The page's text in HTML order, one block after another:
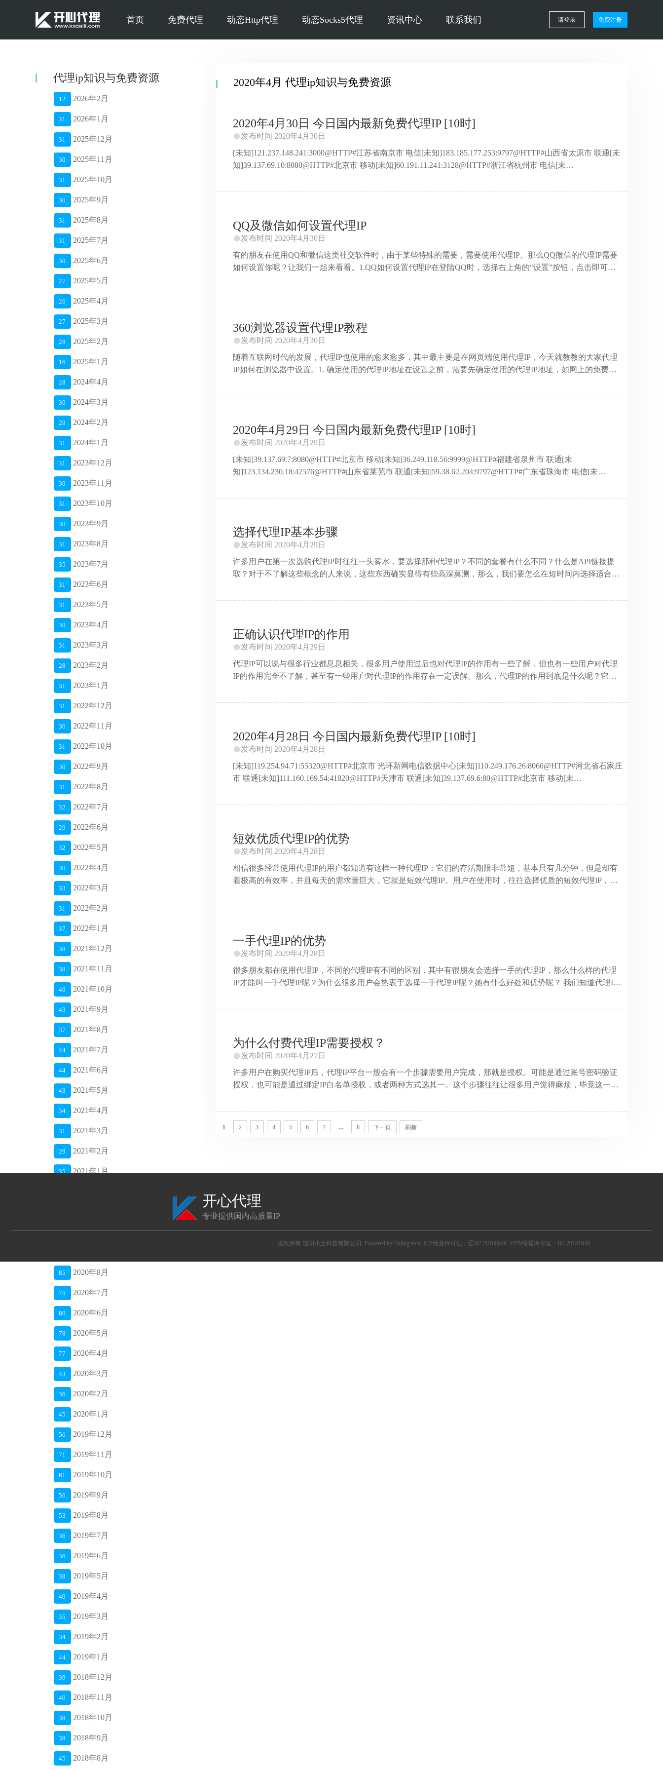
首页 免费代理 动态Http代理 动态Socks5代理 资讯中心 联系我们 请登录 免费注册
2020年4月 代理ip知识与免费资源
2020年4月30日 今日国内最新免费代理IP [10时]
发布时间 2020年4月30日
[未知]121.237.148.241:3000@HTTP#江苏省南京市 电信[未知]183.185.177.253:9797@HTTP#山西省太原市 联通[未
知]39.137.69.10:8080@HTTP#北京市 移动[未知]60.191.11.241:3128@HTTP#浙江省杭州市 电信[未
知]123.52.96.10:9999@HTTP#河南省郑州市 电信[未知]101.37.118.54:8888@HTTP#浙江省杭州市 阿里云[未
QQ及微信如何设置代理IP
发布时间 2020年4月30日
有的朋友在使用QQ和微信这类社交软件时，由于某些特殊的需要，需要使用代理IP。那么QQ微信的代理IP需要
如何设置你呢？让我们一起来看看。1.QQ如何设置代理IP在登陆QQ时，选择右上角的“设置”按钮，点击即可进
要的代理类型并输入IP地址，用户名，密码等，确定登陆即可。若是成功则可以顺利使用，若是登陆失败则需要
多设置”，输入账号和密码，输入后点击确定即可。在这里需要提 ...
360浏览器设置代理IP教程
发布时间 2020年4月30日
随着互联网时代的发展，代理IP也使用的愈来愈多，其中最主要是在网页端使用代理IP，今天就教教的大家代理
IP如何在浏览器中设置。1. 确定使用的代理IP地址在设置之前，需要先确定使用的代理IP地址，如网上的免费代
单，选择“工具”栏。3. 在“工具”栏中选择“代理服务器”并选择“代理服务器设置”，点击进入。1. 进入后在代理服
2020年4月29日 今日国内最新免费代理IP [10时]
发布时间 2020年4月29日
[未知]39.137.69.7:8080@HTTP#北京市 移动[未知]36.249.118.56:9999@HTTP#福建省泉州市 联通[未
知]123.134.230.18:42576@HTTP#山东省莱芜市 联通[未知]59.38.62.204:9797@HTTP#广东省珠海市 电信[未
知]121.40.66.129:808@HTTP#浙江省杭州市 阿里巴巴网络有限公司BGP数据中心[未知]1.83.119.228:8118@HTTP#
选择代理IP基本步骤
发布时间 2020年4月29日
许多用户在第一次选购代理IP时往往一头雾水，要选择那种代理IP？不同的套餐有什么不同？什么是API链接提
取？对于不了解这些概念的人来说，这些东西确实显得有些高深莫测，那么，我们要怎么在短时间内选择适合自
做什么？现在市面上用的最多的是http代理和Socks5代理，这两种分别适用于不同的业务范围，http代理多用于网
具体需求，再与代理IP平台沟通。 ...
正确认识代理IP的作用
发布时间 2020年4月29日
代理IP可以说与很多行业都息息相关，很多用户使用过后也对代理IP的作用有一些了解，但也有一些用户对代理
IP的作用完全不了解，甚至有一些用户对代理IP的作用存在一定误解。那么，代理IP的作用到底是什么呢？它能
IP的主要作用最简单来说就是两个字：代理。用一个新的IP地址代替你原来的IP地址来处理你的需求。它就相当
匿，从而让代理IP有了一个保护原IP地址的安全性的功能。 虽然单个代 ...
2020年4月28日 今日国内最新免费代理IP [10时]
发布时间 2020年4月28日
[未知]119.254.94.71:55320@HTTP#北京市 光环新网电信数据中心[未知]110.249.176.26:8060@HTTP#河北省石家庄
市 联通[未知]111.160.169.54:41820@HTTP#天津市 联通[未知]39.137.69.6:80@HTTP#北京市 移动[未
知]125.123.17.49:9000@HTTP#浙江省嘉兴市 电信[未知]106.37.195.199:8080@HTTP#北京市 电信[未
短效优质代理IP的优势
发布时间 2020年4月28日
相信很多经常使用代理IP的用户都知道有这样一种代理IP：它们的存活期限非常短，基本只有几分钟，但是却有
着极高的有效率，并且每天的需求量巨大，它就是短效代理IP。用户在使用时，往往选择优质的短效代理IP，即
好用吗？它的优势又在哪里呢？ 1. 流水量大 由于单个代理IP存户期限很短，为了保证IP池内资源的质量，短效代
定制，并 ...
一手代理IP的优势
发布时间 2020年4月28日
很多朋友都在使用代理IP，不同的代理IP有不同的区别，其中有很朋友会选择一手的代理IP，那么什么样的代理
IP才能叫一手代理IP呢？为什么很多用户会热衷于选择一手代理IP呢？她有什么好处和优势呢？ 我们知道代理IP
源，这种代理IP犹如刚出生的婴儿纯洁无暇，是没有被别人使用过的代理IP，这就是一手代理IP。 因而，一手代
IP还有高匿名代理IP的全部优点，即高匿名，高安全 ...
为什么付费代理IP需要授权？
发布时间 2020年4月27日
许多用户在购买代理IP后，代理IP平台一般会有一个步骤需要用户完成，那就是授权。可能是通过账号密码验证
授权，也可能是通过绑定IP白名单授权，或者两种方式选其一。这个步骤往往让很多用户觉得麻烦，毕竟这一就
省去这一步骤？有没有不需要授权的代理IP呢？ 不需要授权的代理IP的确有，那就是免费代理IP。由于不需要授
权，所以任何人想用就用，“万人骑”的叫法也就是这么来的，因而免费代理IP的有效率极低，IP质量极差。那么
又有用户会问：既然我已经付过费了，那为什么还是有授权这个步骤呢？付费的代理IP不可能也是“万人
1 2 3 4 5 6 7 ... 8 下一页 刷新
代理ip知识与免费资源
12 2026年2月
31 2026年1月
31 2025年12月
30 2025年11月
31 2025年10月
30 2025年9月
31 2025年8月
31 2025年7月
30 2025年6月
27 2025年5月
26 2025年4月
27 2025年3月
28 2025年2月
16 2025年1月
28 2024年4月
30 2024年3月
29 2024年2月
31 2024年1月
31 2023年12月
30 2023年11月
31 2023年10月
30 2023年9月
31 2023年8月
35 2023年7月
31 2023年6月
31 2023年5月
30 2023年4月
31 2023年3月
28 2023年2月
31 2023年1月
31 2022年12月
30 2022年11月
31 2022年10月
30 2022年9月
31 2022年8月
32 2022年7月
29 2022年6月
32 2022年5月
30 2022年4月
33 2022年3月
31 2022年2月
37 2022年1月
38 2021年12月
38 2021年11月
40 2021年10月
43 2021年9月
37 2021年8月
44 2021年7月
44 2021年6月
43 2021年5月
34 2021年4月
31 2021年3月
29 2021年2月
35 2021年1月
48 2020年10月
85 2020年8月
75 2020年7月
80 2020年6月
78 2020年5月
77 2020年4月
43 2020年3月
36 2020年2月
45 2020年1月
56 2019年12月
71 2019年11月
61 2019年10月
56 2019年9月
53 2019年8月
36 2019年7月
36 2019年6月
38 2019年5月
40 2019年4月
35 2019年3月
34 2019年2月
44 2019年1月
39 2018年12月
40 2018年11月
39 2018年10月
39 2018年9月
45 2018年8月
开心代理
专业提供国内高质量IP
版权所有 沈阳小土科技有限公司 Powered by Tuling tech ICP经营许可证：辽B2-20180026VPN经营许可证：B1-20181940